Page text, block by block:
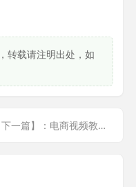
转载请注明出处，如
【下一篇】：电商视频教程（含淘宝、直通车等VIP课程）